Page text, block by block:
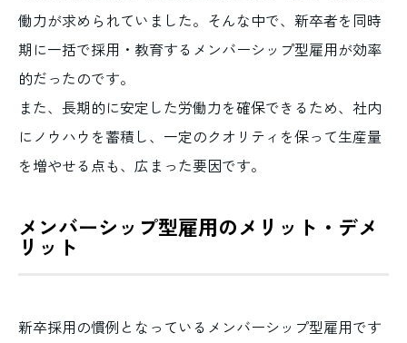
働力が求められていました。そんな中で、新卒者を同時
期に一括で採用・教育するメンバーシップ型雇用が効率
的だったのです。
また、長期的に安定した労働力を確保できるため、社内
にノウハウを蓄積し、一定のクオリティを保って生産量
を増やせる点も、広まった要因です。
メンバーシップ型雇用のメリット・デメ
リット
新卒採用の慣例となっているメンバーシップ型雇用です